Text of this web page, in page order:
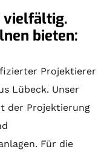
vielfältig.
bieten:
Projektierer
Lübeck. Unser
der Projektierung
Für die